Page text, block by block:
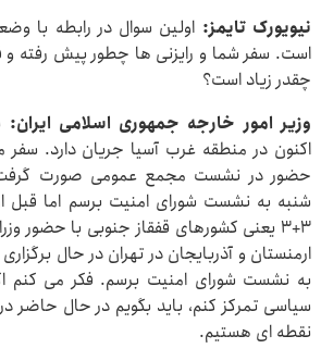
نیویورک تایمز: اولین سوال در رابطه با
است. سفر شما و رایزنی ها چطور پیش رفته
چقدر زیاد است؟
وزیر امور خارجه جمهوری اسلامی ایران:
اکنون در منطقه غرب آسیا جریان دارد.
حضور در نشست مجمع عمومی صورت گرفت.
شنبه به نشست شورای امنیت برسم اما قبل
۳+۳ یعنی کشورهای قفقاز جنوبی با حضور
ارمنستان و آذربایجان در تهران در حال
به نشست شورای امنیت برسم. فکر می کنم
سیاسی تمرکز کنم، باید بگویم در حال حاضر
نقطه ای هستیم.